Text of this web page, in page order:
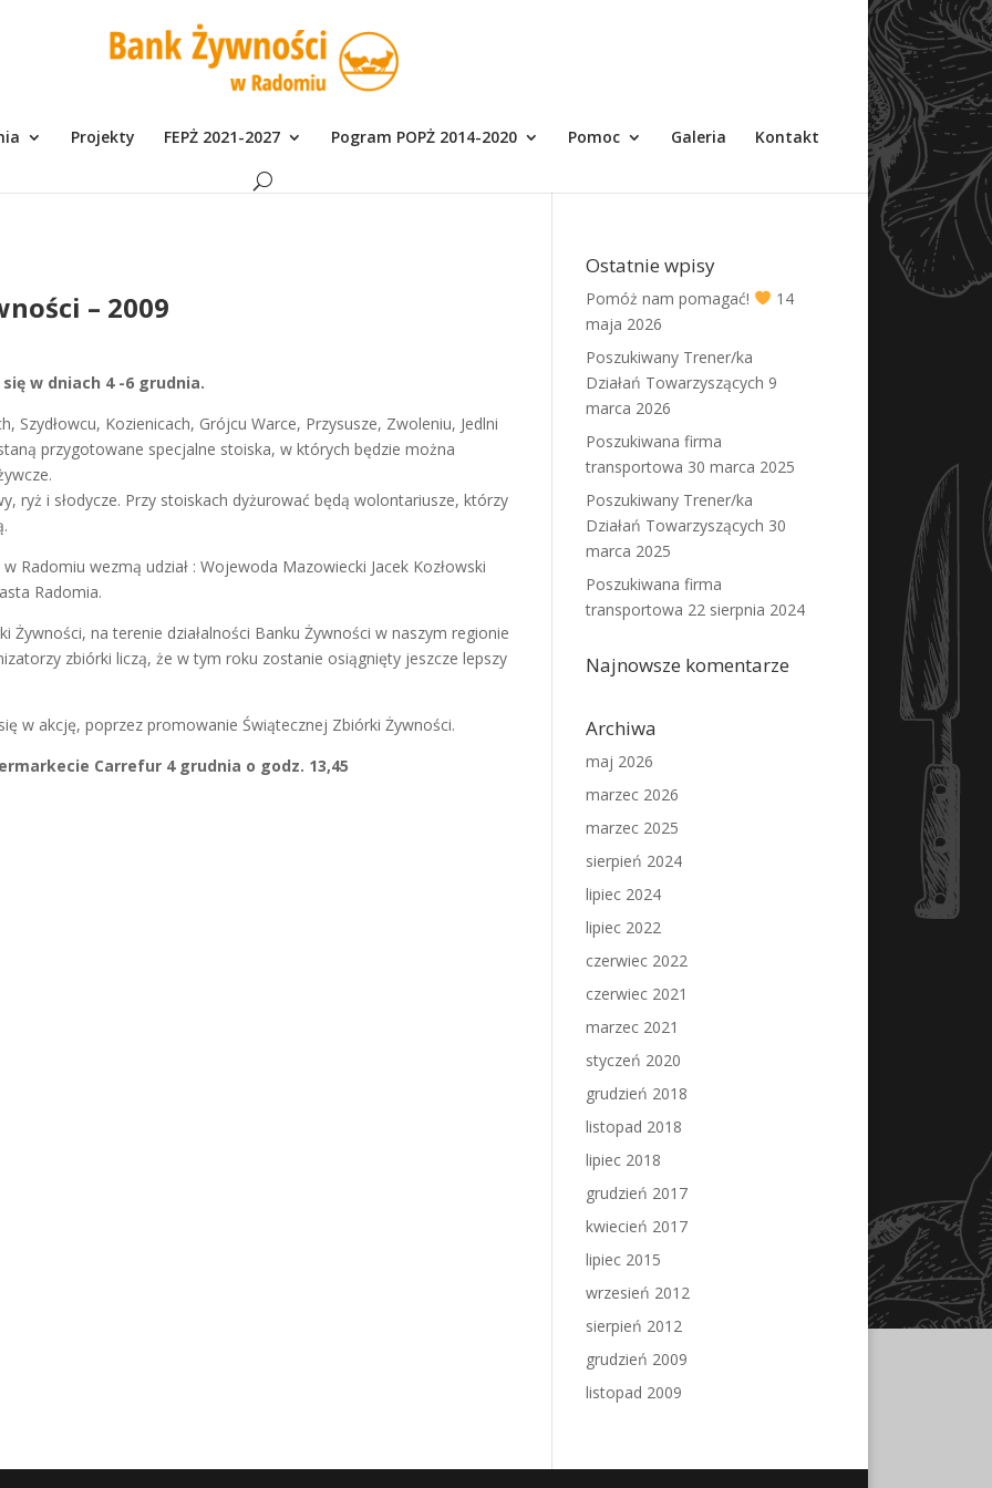
Projekty FEPŻ 2021-2027 Pogram POPŻ 2014-2020 Pomoc Galeria Kontakt
– 2009
w dniach 4 -6 grudnia.
Szydłowcu, Kozienicach, Grójcu Warce, Przysusze, Zwoleniu, Jedlni
przygotowane specjalne stoiska, w których będzie można
ryż i słodycze. Przy stoiskach dyżurować będą wolontariusze, którzy
Radomiu wezmą udział : Wojewoda Mazowiecki Jacek Kozłowski
Radomia.
Żywności, na terenie działalności Banku Żywności w naszym regionie
zbiórki liczą, że w tym roku zostanie osiągnięty jeszcze lepszy
w akcję, poprzez promowanie Świątecznej Zbiórki Żywności.
Carrefur 4 grudnia o godz. 13,45
Ostatnie wpisy
Pomóż nam pomagać!
14
maja 2026
Poszukiwany Trener/ka
Działań Towarzyszących 9
marca 2026
Poszukiwana firma
transportowa 30 marca 2025
Poszukiwany Trener/ka
Działań Towarzyszących 30
marca 2025
Poszukiwana firma
transportowa 22 sierpnia 2024
Najnowsze komentarze
Archiwa
maj 2026
marzec 2026
marzec 2025
sierpień 2024
lipiec 2024
lipiec 2022
czerwiec 2022
czerwiec 2021
marzec 2021
styczeń 2020
grudzień 2018
listopad 2018
lipiec 2018
grudzień 2017
kwiecień 2017
lipiec 2015
wrzesień 2012
sierpień 2012
grudzień 2009
listopad 2009